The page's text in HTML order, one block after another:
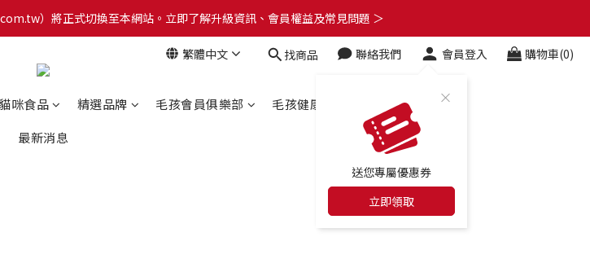
）將正式切換至本網站。立即了解升級資訊、會員權益及常見問題 ＞
）將正式切換至本網站。立即了解升級資訊、會員權益及常見問題 ＞
領 $100 購物金！全館滿 $1,500 享免運優惠 🎁
繁體中文 找商品 聯絡我們 會員登入
送您專屬優惠券
立即領取
購物車(0)
咪食品 精選品牌 毛孩會員俱樂部 毛孩健康百科
合作店家
最新消息